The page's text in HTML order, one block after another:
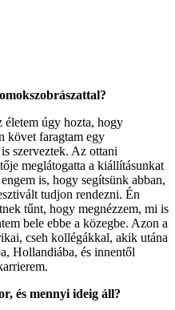
életem úgy hozta, hogy
követ faragtam egy
szerveztek. Az ottani
meglátogatta a kiállításunkat
is, hogy segítsünk abban,
tudjon rendezni. Én
tűnt, hogy megnézzem, mi is
bele ebbe a közegbe. Azon a
cseh kollégákkal, akik utána
Hollandiába, és innentől
és mennyi ideig áll?